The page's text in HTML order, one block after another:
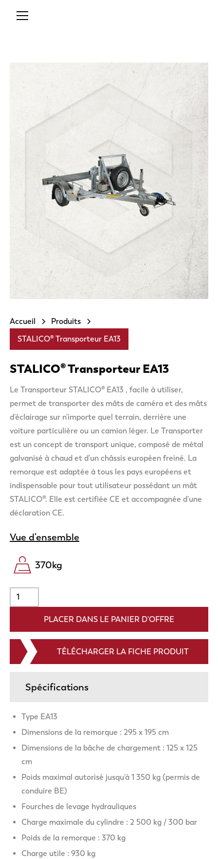
Accueil
Produits
STALICO® Transporteur EA13
STALICO® Transporteur EA13
Le Transporteur STALICO® EA13 , facile à utiliser,
permet de transporter des mâts de caméra et des mâts
d'éclairage sur n'importe quel terrain, derrière une
voiture particulière ou un camion léger. Le Transporter
est un concept de transport unique, composé de métal
galvanisé à chaud et d'un châssis européen freiné. La
remorque est adaptée à tous les pays européens et
indispensable pour tout utilisateur possédant un mât
STALICO®. Elle est certifiée CE et accompagnée d'une
déclaration CE.
Vue d'ensemble
370kg
TÉLÉCHARGER LA FICHE PRODUIT
Spécifications
Type EA13
Dimensions de la remorque : 295 x 195 cm
Dimensions de la bâche de chargement : 125 x 125
cm
Poids maximal autorisé jusqu'à 1 350 kg (permis de
conduire BE)
Fourches de levage hydrauliques
Charge maximale du cylindre : 2 500 kg / 300 bar
Poids de la remorque : 370 kg
Charge utile : 930 kg